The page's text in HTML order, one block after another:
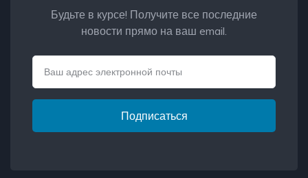
Будьте в курсе! Получите все последние
новости прямо на ваш email.
Подписаться